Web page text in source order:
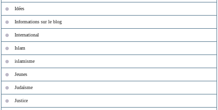
Idées
Informations sur le blog
International
Islam
islamisme
Jeunes
Judaïsme
Justice